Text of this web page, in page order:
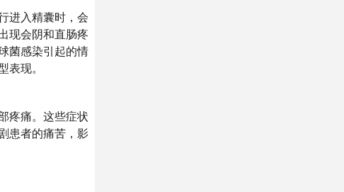
进入精囊时，会
现会阴和直肠疼
菌感染引起的情
表现。
疼痛。这些症状
患者的痛苦，影